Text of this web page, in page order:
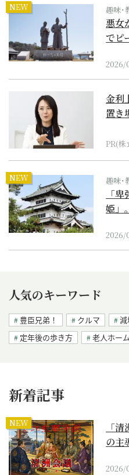
NEW 趣味･
悪女
でピ
2026/
金利
置き
PR(株
NEW 趣味･
「
姫」
2026/
人気のキーワード
豊臣兄弟！ クルマ 減
定年後の歩き方
老人ホーム
新着記事
NEW
「
の主
2026/